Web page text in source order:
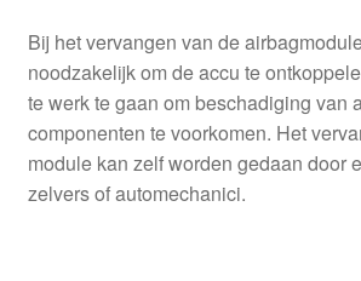
Bij het vervangen van de
noodzakelijk om de accu te
te werk te gaan om beschadiging van
componenten te voorkomen. Het
module kan zelf worden gedaan door
zelvers of automechanici.